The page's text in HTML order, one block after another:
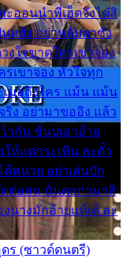
ะออนนำพี่เฮ็ดจังได๋สิ
หยัง อย่าหลับตาซัง
งใจขาดใครเขาจอง
รเขาจอง หัวใจทุก
เมอถึงใคร แม้น แม้น
ริง อย่ามาขออิง แล้ว
ากัน ขั่นบ่เอาอ้าย
ห้แต่กระเทิน ละตั๋ว
หน่วย อย่าเล่นบัก
ดต่อสน นั่นดอกวนาสิ
นางมักอ้ายแท้เด้ ละ
ร (ซาวด์ดนตรี)